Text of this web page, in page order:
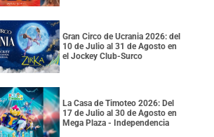
Gran Circo de Ucrania 2026: del
10 de Julio al 31 de Agosto en
el Jockey Club-Surco
La Casa de Timoteo 2026: Del
17 de Julio al 30 de Agosto en
Mega Plaza - Independencia